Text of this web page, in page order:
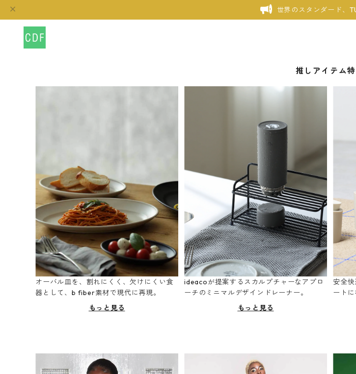
世界のスタンダード、
推しアイテム
オーバル皿を、割れにくく、欠けにくい食
器として、b fiber素材で現代に再現。
もっと見る
ideacoが提案するスカルプチャーなアプロ
ーチのミニマルデザインドレーナー。
もっと見る
安全
ート